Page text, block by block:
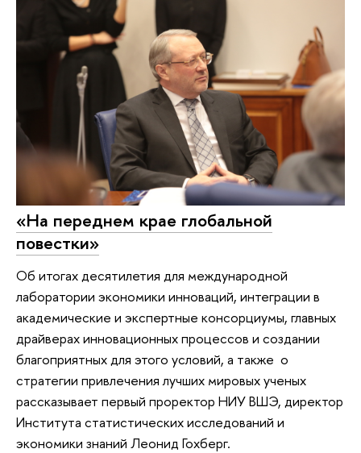
«На переднем крае глобальной
повестки»
Об итогах десятилетия для международной
лаборатории экономики инноваций, интеграции в
академические и экспертные консорциумы, главных
драйверах инновационных процессов и создании
благоприятных для этого условий, а также о
стратегии привлечения лучших мировых ученых
рассказывает первый проректор НИУ ВШЭ, директор
Института статистических исследований и
экономики знаний Леонид Гохберг.